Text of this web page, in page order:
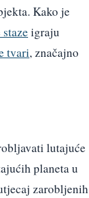
Kako je
igraju
tvari, značajno
lutajuće
planeta u
zarobljenih